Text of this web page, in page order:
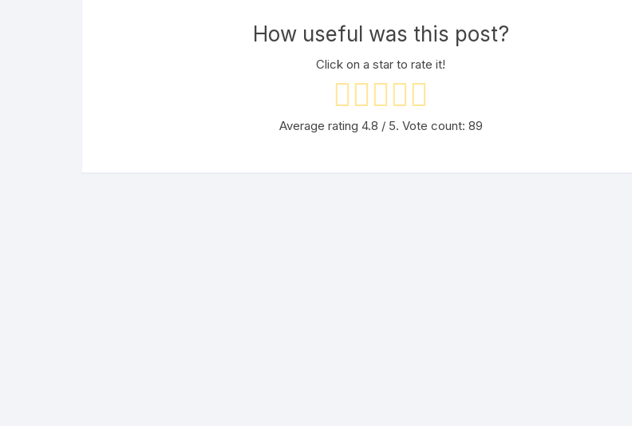
How useful was this post?
Click on a star to rate it!
Average rating 4.8 / 5. Vote count: 89